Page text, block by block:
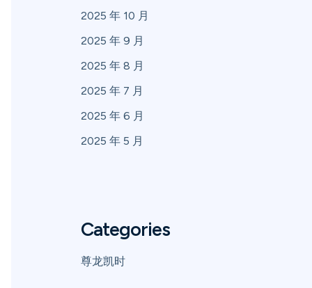
2025 年 10 月
2025 年 9 月
2025 年 8 月
2025 年 7 月
2025 年 6 月
2025 年 5 月
Categories
尊龙凯时